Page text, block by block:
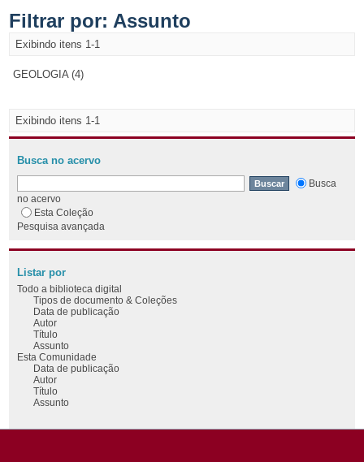
Filtrar por: Assunto
Exibindo itens 1-1
GEOLOGIA (4)
Exibindo itens 1-1
Busca no acervo
Busca
no acervo
Esta Coleção
Pesquisa avançada
Listar por
Todo a biblioteca digital
Tipos de documento & Coleções
Data de publicação
Autor
Título
Assunto
Esta Comunidade
Data de publicação
Autor
Título
Assunto